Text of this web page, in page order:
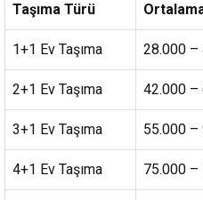
Taşıma Türü
1+1 Ev Taşıma 28.000 –
2+1 Ev Taşıma 42.000 –
3+1 Ev Taşıma 55.000 –
4+1 Ev Taşıma 75.000 –